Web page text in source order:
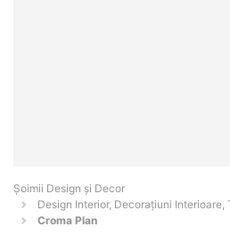
Șoimii Design și Decor
Design Interior, Decorațiuni
Croma Plan